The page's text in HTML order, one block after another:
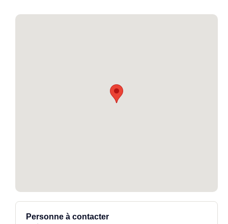
Personne à contacter